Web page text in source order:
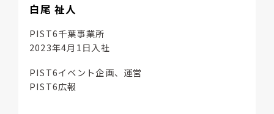
白尾 祉人
PIST6千葉事業所
2023年4月1日入社
PIST6イベント企画、運営
PIST6広報